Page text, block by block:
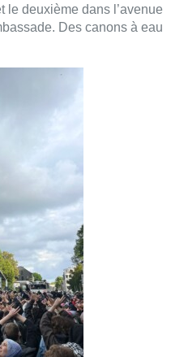
le deuxième dans l’avenue
Des canons à eau